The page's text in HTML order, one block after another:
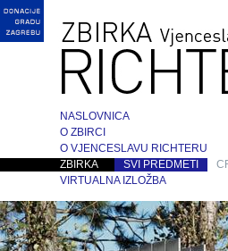
NASLOVNICA
O ZBIRCI
O VJENCESLAVU RICHTERU
ZBIRKA
SVI PREDMETI
VIRTUALNA IZLOŽBA